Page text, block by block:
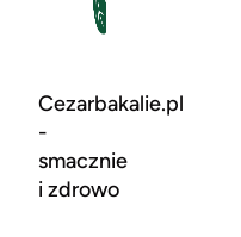
Cezarbakalie.pl
-
smacznie
i zdrowo